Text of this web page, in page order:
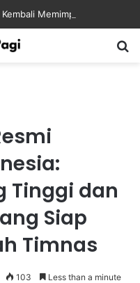
Tinggi dan
Siap
Timnas
103 Less than a minute